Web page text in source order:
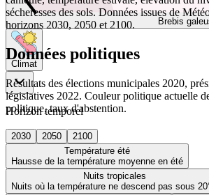
Brebis
Climat
Horizon temporel
2030 2050
2100
Température été
Hausse de la température moyenne en été
Nuits tropicales
Nuits où la température ne descend pas sous
sécheresses des sols. Données issues de
horizons 2030, 2050 et 2100.
Données politiques
Résultats des élections municipales 2020,
législatives 2022. Couleur politique actuelle
politique, taux d'abstention.